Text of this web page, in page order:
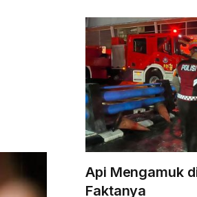
Api Mengamuk
Faktanya